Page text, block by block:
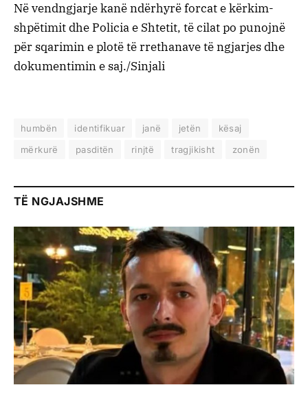
Në vendngjarje kanë ndërhyrë forcat e kërkim-
shpëtimit dhe Policia e Shtetit, të cilat po punojnë
për sqarimin e plotë të rrethanave të ngjarjes dhe
dokumentimin e saj./Sinjali
humbën identifikuar janë jetën
kësaj
mërkurë
pasditën rinjtë tragjikisht zonën
TË NGJAJSHME